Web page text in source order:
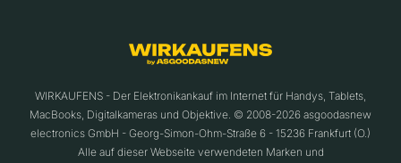
WIRKAUFENS - Der Elektronikankauf im Internet für Handys, Tablets,
MacBooks, Digitalkameras und Objektive. © 2008-2026 asgoodasnew
electronics GmbH - Georg-Simon-Ohm-Straße 6 - 15236 Frankfurt (O.)
Alle auf dieser Webseite verwendeten Marken und